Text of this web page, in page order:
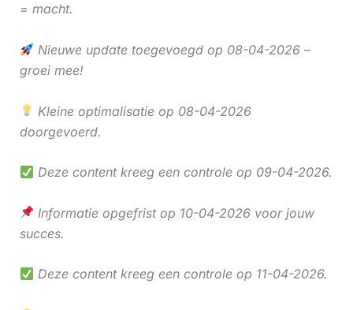
= macht.
Nieuwe update toegevoegd op 08-04-2026 –
groei mee!
Kleine optimalisatie op 08-04-2026
doorgevoerd.
Deze content kreeg een controle op 09-04-2026.
Informatie opgefrist op 10-04-2026 voor jouw
succes.
Deze content kreeg een controle op 11-04-2026.